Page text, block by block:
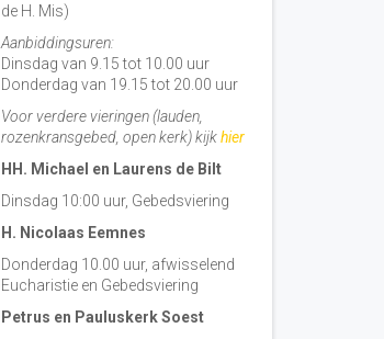
de H. Mis)
Aanbiddingsuren:
Dinsdag van 9.15 tot 10.00 uur
Donderdag van 19.15 tot 20.00 uur
Voor verdere vieringen (lauden,
rozenkransgebed, open kerk) kijkhier
HH. Michael en Laurens de Bilt
Dinsdag 10:00 uur, Gebedsviering
H. Nicolaas Eemnes
Donderdag 10.00 uur, afwisselend
Eucharistie en Gebedsviering
Petrus en Pauluskerk Soest